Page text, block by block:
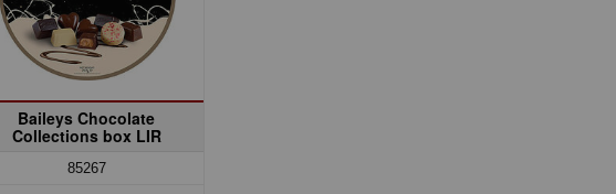
Baileys Chocolate
Collections box LIR
85267